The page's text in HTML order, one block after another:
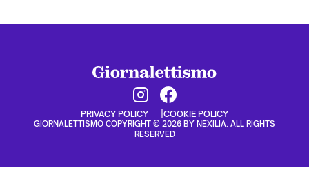
PRIVACY POLICY COOKIE POLICY
GIORNALETTISMO COPYRIGHT © 2026 BY NEXILIA. ALL RIGHTS
RESERVED